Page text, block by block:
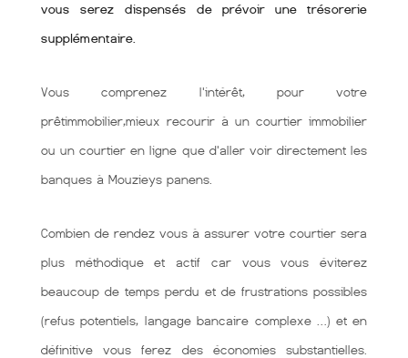
vous serez dispensés de prévoir une trésorerie
supplémentaire.
Vous comprenez l'intérêt, pour votre
prêtimmobilier,mieux recourir à un courtier immobilier
ou un courtier en ligne que d'aller voir directement les
banques à Mouzieys panens.
Combien de rendez vous à assurer votre courtier sera
plus méthodique et actif car vous vous éviterez
beaucoup de temps perdu et de frustrations possibles
(refus potentiels, langage bancaire complexe …) et en
définitive vous ferez des économies substantielles.